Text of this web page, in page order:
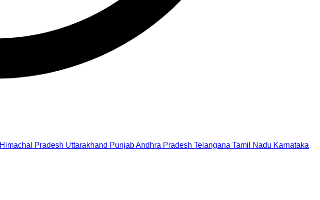
Himachal Pradesh Uttarakhand PunjabAndhra Pradesh Telangana Tamil Nadu Karnataka